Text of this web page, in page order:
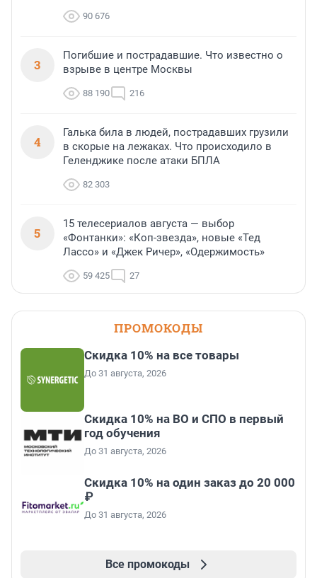
90 676
3
Погибшие и пострадавшие. Что известно о
взрыве в центре Москвы
88 190 216
4
Галька била в людей, пострадавших грузили
в скорые на лежаках. Что происходило в
Геленджике после атаки БПЛА
82 303
5
15 телесериалов августа — выбор
«Фонтанки»: «Коп-звезда», новые «Тед
Лассо» и «Джек Ричер», «Одержимость»
59 425 27
ПРОМОКОДЫ
Скидка 10% на все товары
До 31 августа, 2026
Скидка 10% на ВО и СПО в первый
год обучения
До 31 августа, 2026
Скидка 10% на один заказ до 20 000
₽
До 31 августа, 2026
Все промокоды